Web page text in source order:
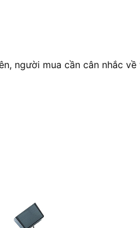
người mua cần cân nhắc